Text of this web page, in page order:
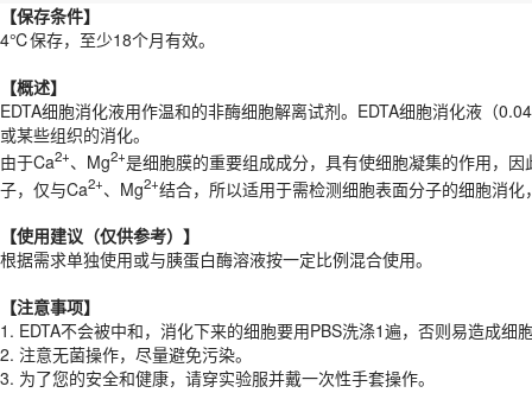
【概述】
由于Ca2+
【使用建议（仅供参考）
根据需求单独使用或与胰蛋白酶溶液按一定比例混合使用。
【注意事项】
1.EDTA不会被中和，消化下来的细胞要用PBS洗涤1遍，否则易造成细
2.注意无菌操作，尽量避免污染。
3.为了您的安全和健康，请穿实验服并戴一次性手套操作。
产品规格
货期
1-2天
规格
100ml
应用领域
【保存条件】
4℃保存，至少18个月有效。
【概述】
EDTA细胞消化液用作温和的非酶细胞解离试剂。EDTA细胞消化液（
或某些组织的消化。
由于Ca2+、Mg2+是细胞膜的重要组成成分，具有使细胞凝集的作用，
子，仅与Ca2+、Mg2+结合，所以适用于需检测细胞表面分子的细胞消
【使用建议 （仅供参考） 】
根据需求单独使用或与胰蛋白酶溶液按一定比例混合使用。
【注意事项】
1. EDTA不会被中和，消化下来的细胞要用PBS洗涤1遍，否则易造成细
2. 注意无菌操作，尽量避免污染。
3. 为了您的安全和健康，请穿实验服并戴一次性手套操作。